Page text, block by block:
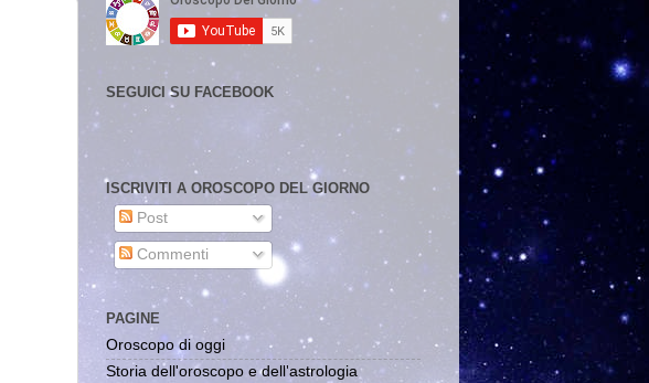
SEGUICI SU FACEBOOK
ISCRIVITI A OROSCOPO DEL GIORNO
Post
Commenti
PAGINE
Oroscopo di oggi
Storia dell'oroscopo e dell'astrologia